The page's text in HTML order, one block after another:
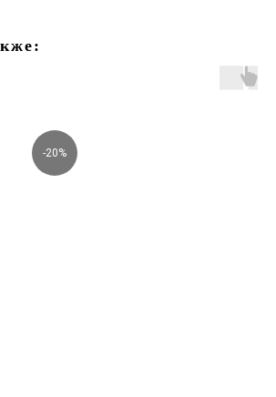
-20%